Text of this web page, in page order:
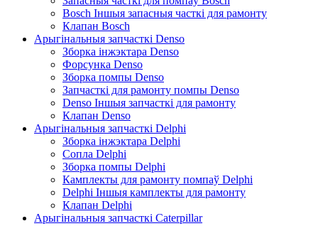
Bosch Іншыя запасныя часткі для рамонту
Клапан Bosch
Арыгінальныя запчасткі Denso
Зборка інжэктара Denso
Форсунка Denso
Зборка помпы Denso
Запчасткі для рамонту помпы Denso
Denso Іншыя запчасткі для рамонту
Клапан Denso
Арыгінальныя запчасткі Delphi
Зборка інжэктара Delphi
Сопла Delphi
Зборка помпы Delphi
Камплекты для рамонту помпаў Delphi
Delphi Іншыя камплекты для рамонту
Клапан Delphi
Арыгінальныя запчасткі Caterpillar